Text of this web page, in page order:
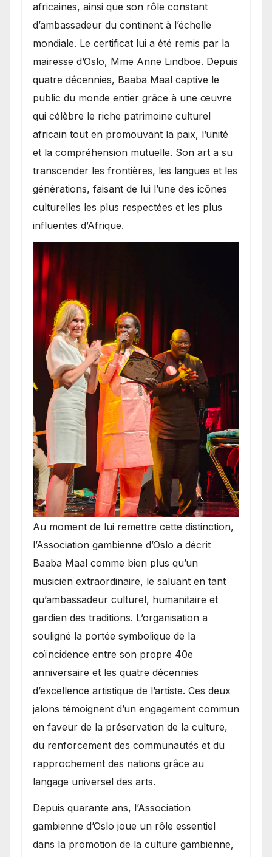
africaines, ainsi que son rôle constant
d’ambassadeur du continent à l’échelle
mondiale. Le certificat lui a été remis par la
mairesse d’Oslo, Mme Anne Lindboe. Depuis
quatre décennies, Baaba Maal captive le
public du monde entier grâce à une œuvre
qui célèbre le riche patrimoine culturel
africain tout en promouvant la paix, l’unité
et la compréhension mutuelle. Son art a su
transcender les frontières, les langues et les
générations, faisant de lui l’une des icônes
culturelles les plus respectées et les plus
influentes d’Afrique.
​Au moment de lui remettre cette distinction,
l’Association gambienne d’Oslo a décrit
Baaba Maal comme bien plus qu’un
musicien extraordinaire, le saluant en tant
qu’ambassadeur culturel, humanitaire et
gardien des traditions. L’organisation a
souligné la portée symbolique de la
coïncidence entre son propre 40e
anniversaire et les quatre décennies
d’excellence artistique de l’artiste. Ces deux
jalons témoignent d’un engagement commun
en faveur de la préservation de la culture,
du renforcement des communautés et du
rapprochement des nations grâce au
langage universel des arts.
​Depuis quarante ans, l’Association
gambienne d’Oslo joue un rôle essentiel
dans la promotion de la culture gambienne,